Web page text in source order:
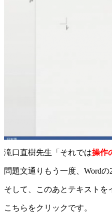
滝口直樹先生「それでは操作
問題文通りもう一度、Word
そして、このあとテキストを
こちらをクリックです。